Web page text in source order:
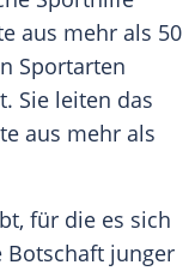
aus mehr als 50
Sportarten
Sie leiten das
aus mehr als
für die es sich
Botschaft junger